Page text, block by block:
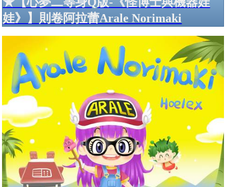
娃》】則卷阿拉蕾Arale Norimaki